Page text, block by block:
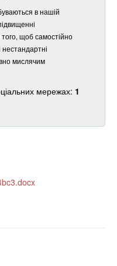
в нашій
того, щоб самостійно
мислячим
мережах: 1